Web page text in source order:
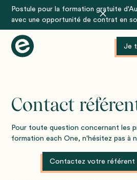
Postule pour la formation gratuite
avec une opportunité de contrat en
Je
Contact
Pour toute question concernant les
formation each One, n'hésitez pas à
Contactez votre référent